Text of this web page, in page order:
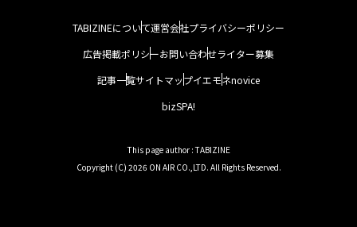
TABIZINEについて運営会社プライバシーポリシー
広告掲載ポリシーお問い合わせライター募集
記事一覧サイトマップイエモネnovice
bizSPA!
This page author : TABIZINE
Copyright (C) 2026 ON AIR CO.,LTD. All Rights Reserved.